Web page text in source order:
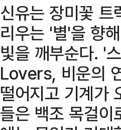
신유는 장미꽃
리우는 '별'을 향
빛을 깨부순다. '
Lovers, 비운의
떨어지고 기계가
들은 백조 목걸이